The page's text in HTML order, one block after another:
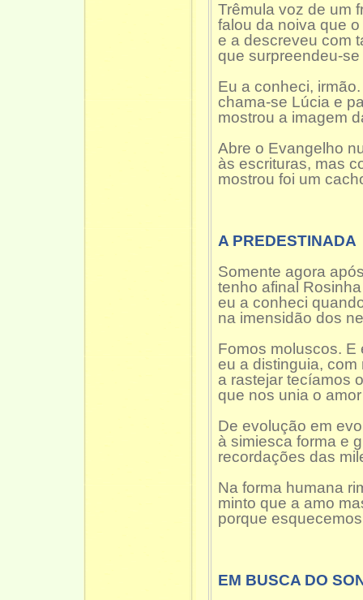
Trêmula voz de um
falou da noiva que
e a descreveu com
que surpreendeu-
Eu a conheci,
chama-se Lúcia e
mostrou a imagem
Abre o Evangelho
às escrituras, mas
mostrou foi um
A PREDESTINADA
Somente agora
tenho afinal
eu a conheci
na imensidão dos
Fomos moluscos.
eu a distinguia,
a rastejar tecíamos
que nos unia o
De evolução em
à simiesca forma e
recordações das
Na forma humana
minto que a amo
porque
EM